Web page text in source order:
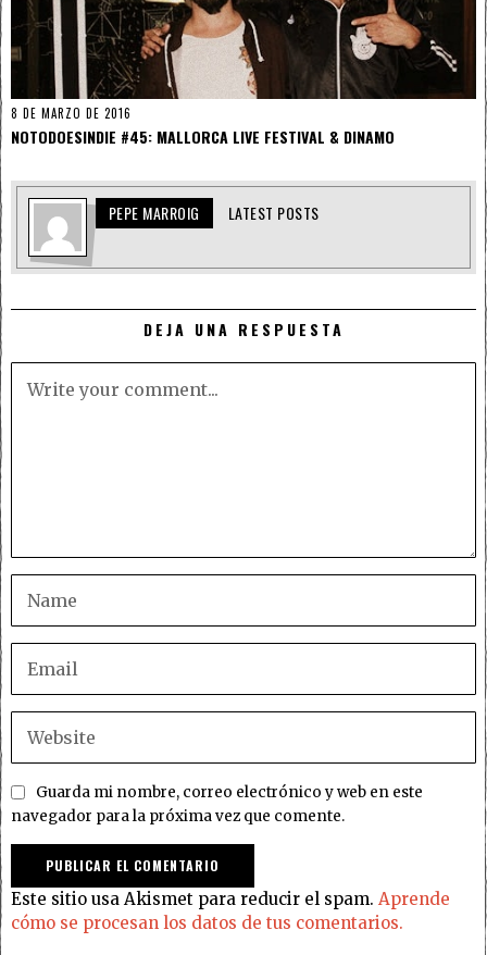
8 DE MARZO DE 2016
NOTODOESINDIE #45: MALLORCA LIVE FESTIVAL & DINAMO
PEPE MARROIG LATEST POSTS
DEJA UNA RESPUESTA
Guarda mi nombre, correo electrónico y web en este
navegador para la próxima vez que comente.
Este sitio usa Akismet para reducir el spam. Aprende
cómo se procesan los datos de tus comentarios.